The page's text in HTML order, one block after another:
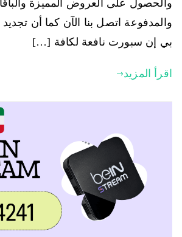
والحصول على العروض المميزة
والمدفوعة اتصل بنا الآن كما أن
بي إن سبورت نافعة لكافة […]
اقرأ المزيد